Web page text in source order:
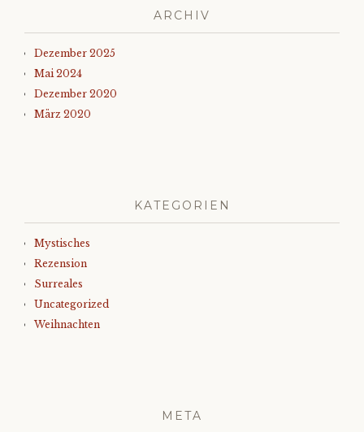
ARCHIV
Dezember 2025
Mai 2024
Dezember 2020
März 2020
KATEGORIEN
Mystisches
Rezension
Surreales
Uncategorized
Weihnachten
META